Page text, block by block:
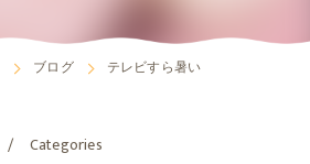
ブログ テレビすら暑い
Categories